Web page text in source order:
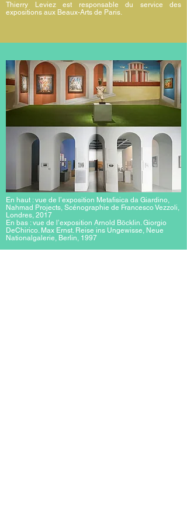
Thierry Leviez est responsable du service des
expositions aux Beaux-Arts de Paris.
En haut : vue de l’exposition Metafisica da Giardino,
Nahmad Projects, Scénographie de Francesco Vezzoli,
Londres, 2017
En bas : vue de l’exposition Arnold Böcklin. Giorgio
DeChirico. Max Ernst. Reise ins Ungewisse, Neue
Nationalgalerie, Berlin, 1997